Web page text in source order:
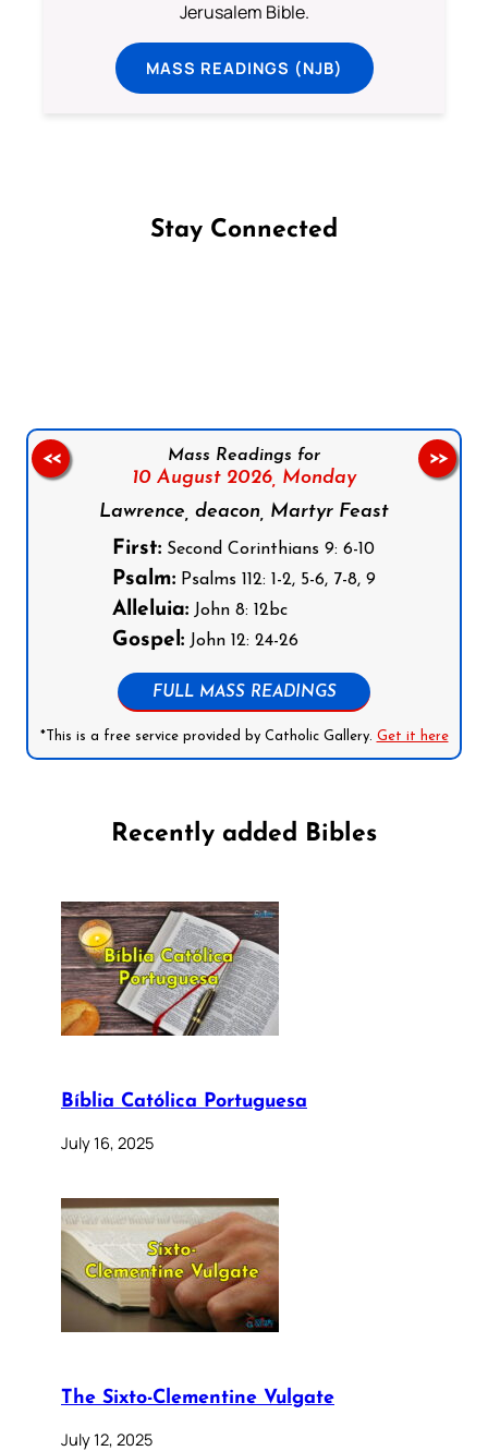
Jerusalem Bible.
MASS READINGS (NJB)
Stay Connected
Mass Readings for
10 August 2026, Monday
Lawrence, deacon, Martyr Feast
First: Second Corinthians 9: 6-10
Psalm: Psalms 112: 1-2, 5-6, 7-8, 9
Alleluia: John 8: 12bc
Gospel: John 12: 24-26
FULL MASS READINGS
*This is a free service provided by Catholic Gallery. Get it here
<< >>
Recently added Bibles
Bíblia Católica Portuguesa
July 16, 2025
The Sixto-Clementine Vulgate
July 12, 2025